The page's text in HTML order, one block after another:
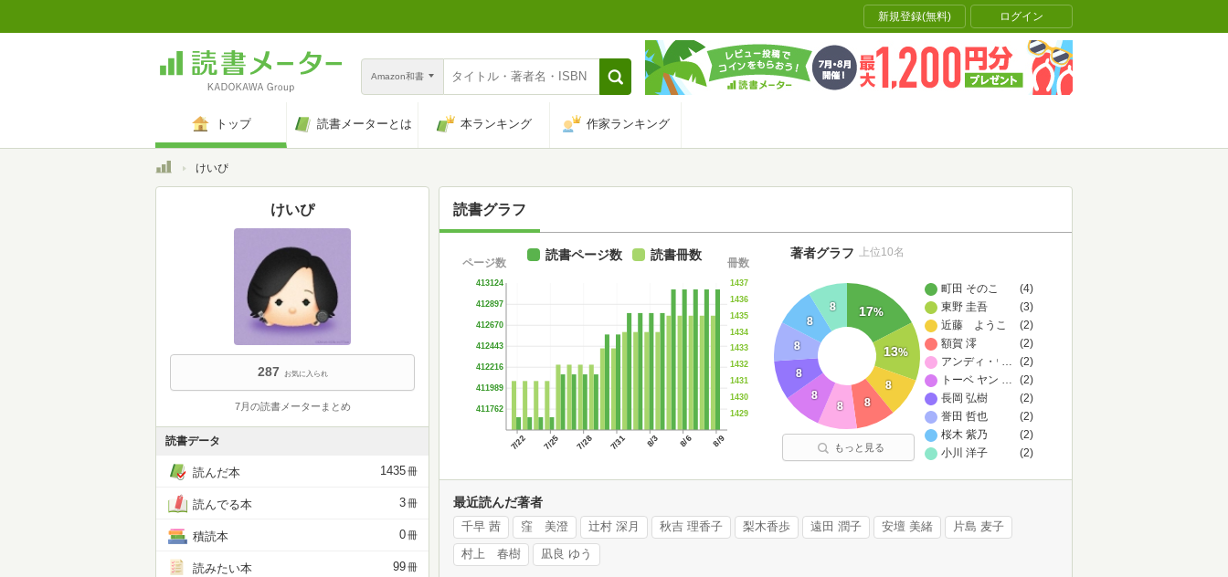
新規登録(無料) ログイン
Amazon和書
トップ 読書メーターとは 本ランキング 作家ランキング
トップけいぴ
読書グラフ
7/22 7/25 7/28 7/31 8/3 8/6 8/9
411762
411989
412216
412443
412670
412897
413124
ページ数
1429
1430
1431
1432
1433
1434
1435
1436
1437
冊数
読書ページ数 読書冊数
町田 そのこ
(4)
東野 圭吾
(3)
近藤 ようこ
(2)
額賀 澪
(2)
アンディ・ウィアー
(2)
…
トーベ ヤンソン,ラルス ヤンソン,Tove Jansson,Lars
(2)
…
長岡 弘樹
(2)
誉田 哲也
(2)
桜木 紫乃
(2)
小川 洋子
(2)
17%
13%
8
8
8
8
8
8
8
8
著者グラフ 上位10名
もっと見る
最近読んだ著者
千早 茜 窪 美澄 辻村 深月 秋吉 理香子 梨木香歩 遠田 潤子 安壇 美緒 片島 麦子
村上 春樹 凪良 ゆう
けいぴ
287 お気に入られ
7月の読書メーターまとめ
読書データ
読んだ本 1435冊
読んでる本 3冊
積読本 0冊
読みたい本 99冊